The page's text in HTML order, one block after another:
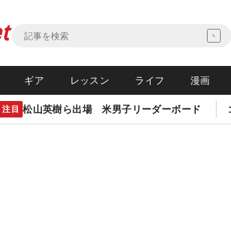
ギア レッスン ライフ 漫画
注目 松山英樹ら出場 米男子リーダーボード